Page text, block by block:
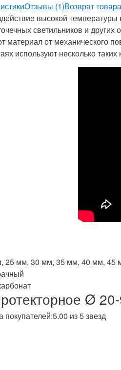
Отзывы (1)Возврат товара
высокой
светильников и
материал от механического
используют несколько
25 мм, 30 мм, 35 мм, 40 мм,
Ø
покупателей:5.00 из 5 звезд